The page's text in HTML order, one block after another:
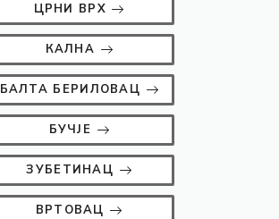
ЦРНИ ВРХ
КАЛНА
БАЛТА БЕРИЛОВАЦ
БУЧЈЕ
ЗУБЕТИНАЦ
ВРТОВАЦ